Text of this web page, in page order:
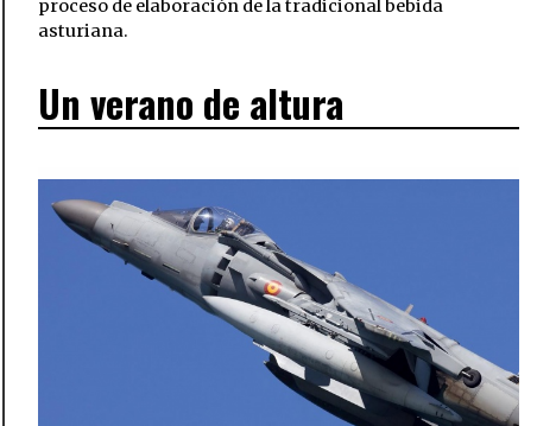
proceso de elaboración de la tradicional bebida
asturiana.
Un verano de altura